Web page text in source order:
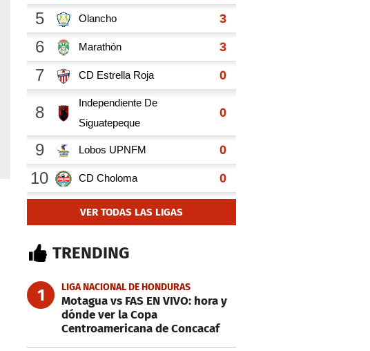
VER TODAS LAS LIGAS
TRENDING
1 LIGA NACIONAL DE HONDURAS
Motagua vs FAS EN VIVO: hora y
dónde ver la Copa
Centroamericana de Concacaf